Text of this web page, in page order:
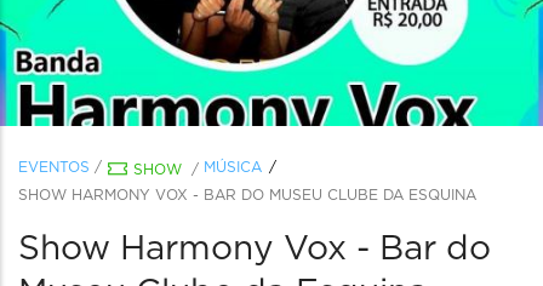
EVENTOS / SHOW / MÚSICA
SHOW HARMONY VOX - BAR DO MUSEU CLUBE DA ESQUINA
Show Harmony Vox - Bar do